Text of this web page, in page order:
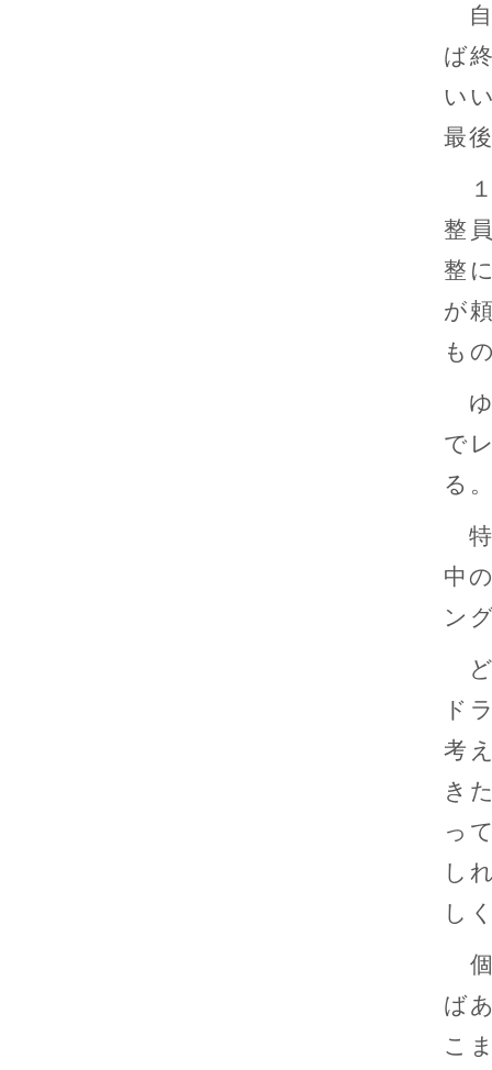
自
ば
い
最
１
整
整
が
も
ゆ
で
る
特
中
ン
ど
ド
考
き
っ
し
し
個
ば
こ